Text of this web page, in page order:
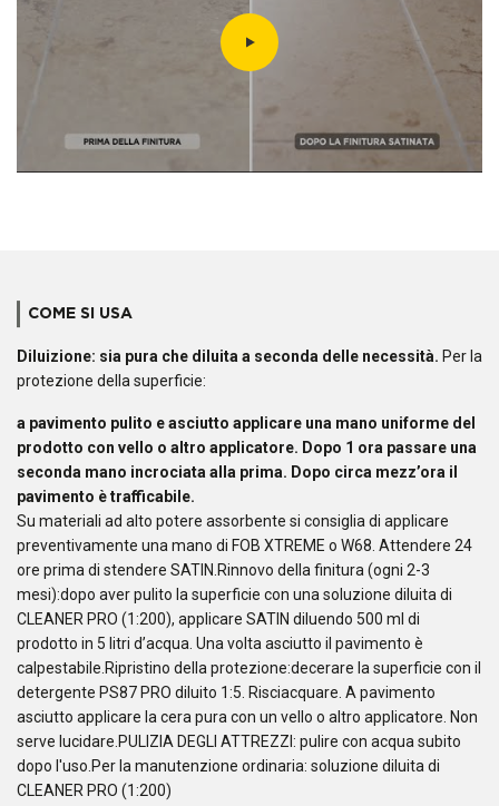
COME SI USA
Diluizione: sia pura che diluita a seconda delle necessità. Per la
protezione della superficie:
a pavimento pulito e asciutto applicare una mano uniforme del
prodotto con vello o altro applicatore. Dopo 1 ora passare una
seconda mano incrociata alla prima. Dopo circa mezz’ora il
pavimento è trafficabile.
Su materiali ad alto potere assorbente si consiglia di applicare
preventivamente una mano di FOB XTREME o W68. Attendere 24
ore prima di stendere SATIN.Rinnovo della finitura (ogni 2-3
mesi):dopo aver pulito la superficie con una soluzione diluita di
CLEANER PRO (1:200), applicare SATIN diluendo 500 ml di
prodotto in 5 litri d’acqua. Una volta asciutto il pavimento è
calpestabile.Ripristino della protezione:decerare la superficie con il
detergente PS87 PRO diluito 1:5. Risciacquare. A pavimento
asciutto applicare la cera pura con un vello o altro applicatore. Non
serve lucidare.PULIZIA DEGLI ATTREZZI: pulire con acqua subito
dopo l'uso.Per la manutenzione ordinaria: soluzione diluita di
CLEANER PRO (1:200)